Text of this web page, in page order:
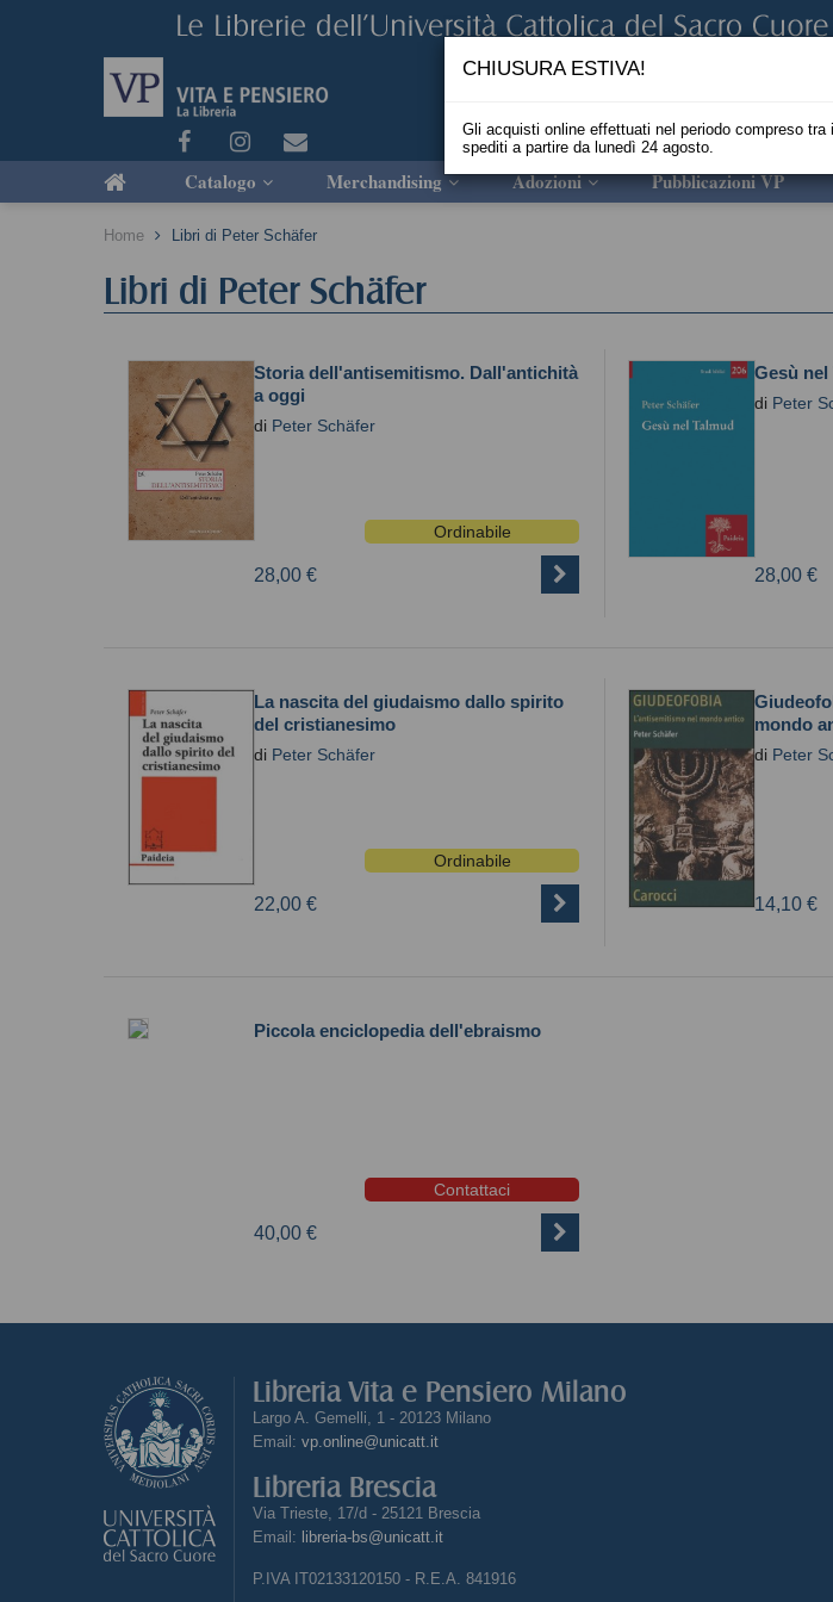
Catalogo Merchandising Adozioni Pubblicazioni VP
Home Libri di Peter Schäfer
Libri di Peter Schäfer
Storia dell'antisemitismo. Dall'antichità
a oggi
di Peter Schäfer
Ordinabile
28,00 €
Gesù nel
di Peter
28,00 €
La nascita del giudaismo dallo spirito
del cristianesimo
di Peter Schäfer
Ordinabile
22,00 €
mondo
di Peter
14,10 €
Piccola enciclopedia dell'ebraismo
Contattaci
40,00 €
Libreria Vita e Pensiero Milano
Largo A. Gemelli, 1 - 20123 Milano
Email: vp.online@unicatt.it
Libreria Brescia
Via Trieste, 17/d - 25121 Brescia
Email: libreria-bs@unicatt.it
P.IVA IT02133120150 - R.E.A. 841916
CHIUSURA ESTIVA!
Gli acquisti online effettuati nel periodo compreso
spediti a partire da lunedì 24 agosto.